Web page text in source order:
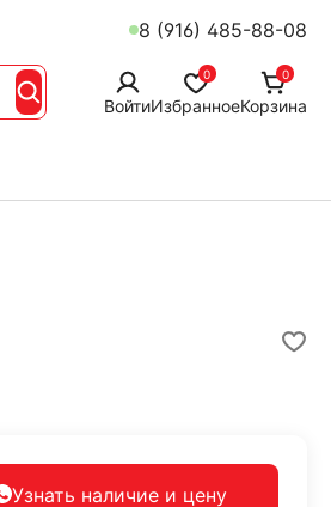
8 (916) 485-88-08
Войти
0
Избранное
0
Корзина
Узнать наличие и цену